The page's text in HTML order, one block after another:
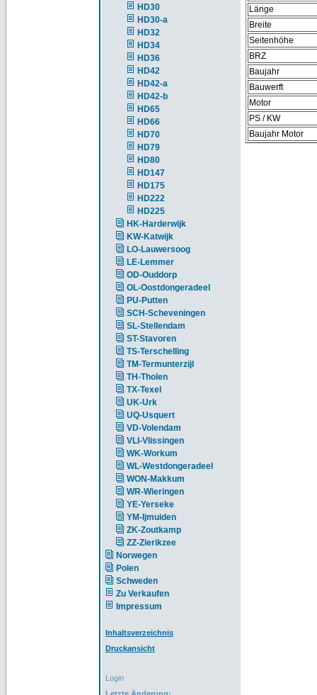
HD30
HD30-a
HD32
HD34
HD36
HD42
HD42-a
HD42-b
HD65
HD66
HD70
HD79
HD80
HD147
HD175
HD222
HD225
HK-Harderwijk
KW-Katwijk
LO-Lauwersoog
LE-Lemmer
OD-Ouddorp
OL-Oostdongeradeel
PU-Putten
SCH-Scheveningen
SL-Stellendam
ST-Stavoren
TS-Terschelling
TM-Termunterzijl
TH-Tholen
TX-Texel
UK-Urk
UQ-Usquert
VD-Volendam
VLI-Vlissingen
WK-Workum
WL-Westdongeradeel
WON-Makkum
WR-Wieringen
YE-Yerseke
YM-Ijmuiden
ZK-Zoutkamp
ZZ-Zierikzee
Norwegen
Polen
Schweden
Zu Verkaufen
Impressum
Inhaltsverzeichnis
Druckansicht
Login
Länge
Breite
Seitenhöhe
BRZ
Baujahr
Bauwerft
Motor
PS / KW
Baujahr Motor